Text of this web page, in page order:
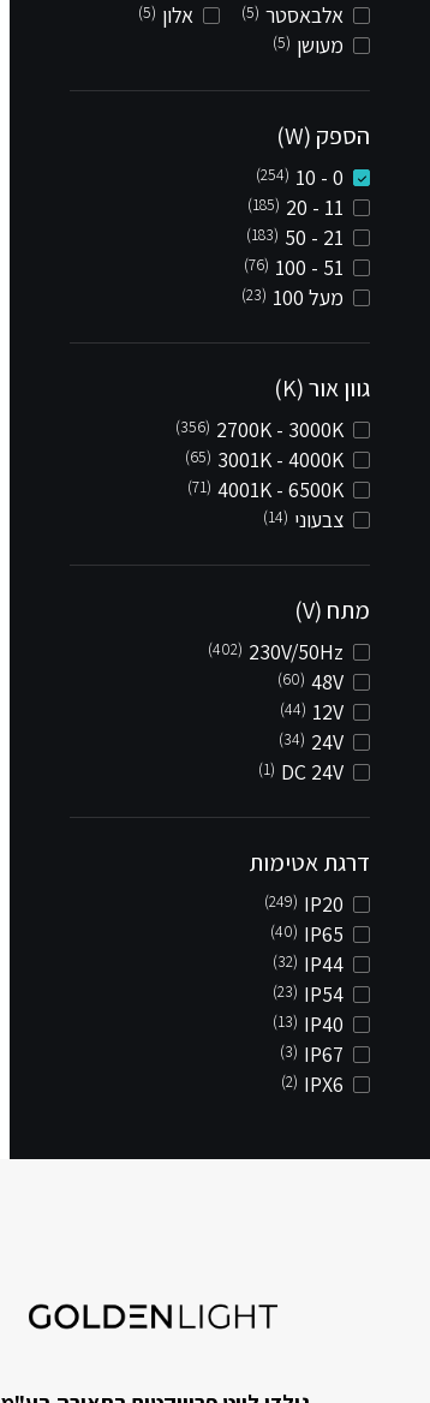
אלבאסטר (5) אלון (5)
מעושן (5)
הספק (W)
0 - 10
(254)
11 - 20
(185)
21 - 50
(183)
51 - 100
(76)
מעל 100 (23)
גוון אור (K)
2700K - 3000K
(356)
3001K - 4000K
(65)
4001K - 6500K
(71)
צבעוני (14)
מתח (V)
230V/50Hz
(402)
48V
(60)
12V
(44)
24V
(34)
DC 24V
(1)
דרגת אטימות
IP20
(249)
IP65
(40)
IP44
(32)
IP54
(23)
IP40
(13)
IP67
(3)
IPX6
(2)